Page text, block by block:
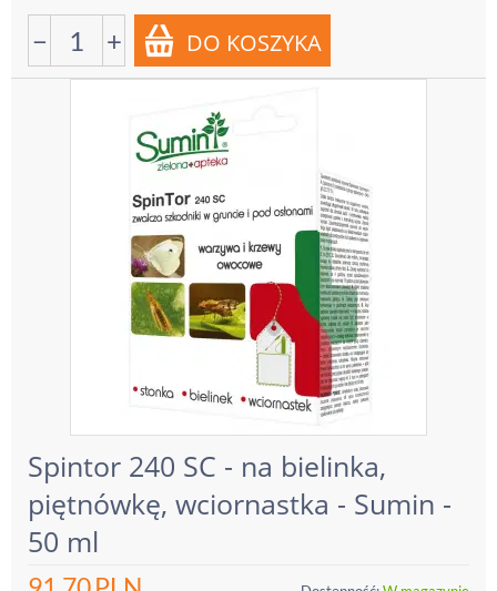
− +
Spintor 240 SC - na bielinka,
piętnówkę, wciornastka - Sumin -
50 ml